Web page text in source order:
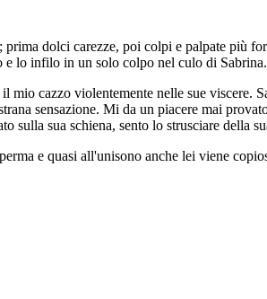
dolci carezze, poi colpi e palpate più
lo infilo in un solo colpo nel culo di
cazzo violentemente nelle sue viscere.
sensazione. Mi da un piacere mai
sulla sua schiena, sento lo strusciare della
e quasi all'unisono anche lei viene